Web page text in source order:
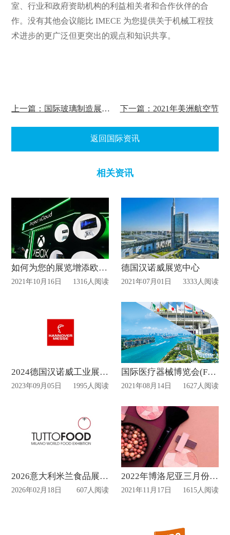
室、行业和政府资助机构的利益相关者和合作伙伴的合
作。没有其他会议能比 IMECE 为您提供关于机械工程技
术进步的更广泛但更突出的观点和知识共享。
上一篇：国际玻璃制造展览会（Glassman Europe） 下一篇：2021年美洲航空节
返回国际资讯
相关资讯
如何为您的展览增添欧洲风情？
2021年10月16日 1316人阅读
德国汉诺威展览中心
2021年07月01日 3333人阅读
2024德国汉诺威工业展览会—展台搭建公司
2023年09月05日 1995人阅读
国际医疗器械博览会(FIME)
2021年08月14日 1627人阅读
2026意大利米兰食品展览会策划方案
2026年02月18日 607人阅读
2022年博洛尼亚三月份的美容展将是疫情爆发后首次开展
2021年11月17日 1615人阅读